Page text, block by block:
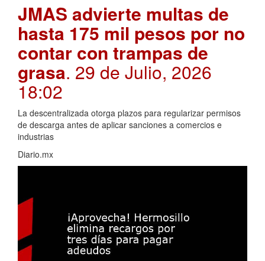
JMAS advierte multas de
hasta 175 mil pesos por no
contar con trampas de
grasa. 29 de Julio, 2026
18:02
La descentralizada otorga plazos para regularizar permisos
de descarga antes de aplicar sanciones a comercios e
industrias
Diario.mx